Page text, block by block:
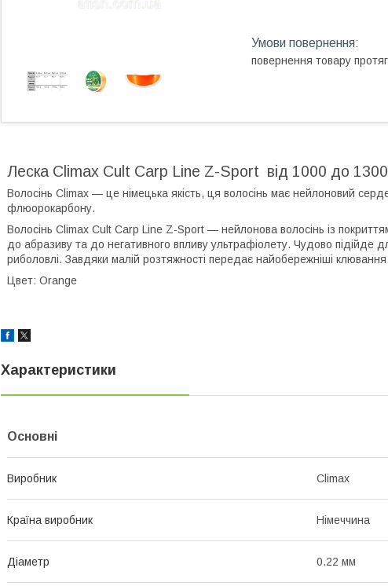
повернення товару
Леска Climax Cult Carp Line Z-Sport від 1000 до
Волосінь Climax — це німецька якість, ця волосінь має нейлоновий
флюорокарбону.
Волосінь Climax Cult Carp Line Z-Sport — нейлонова волосінь із
до абразиву та до негативного впливу ультрафіолету. Чудово підійде
риболовлі. Завдяки малій розтяжності передає найобережніші клювання.
Цвет: Orange
Характеристики
Основні
Виробник Climax
Країна виробник Німеччина
Діаметр 0.22 мм